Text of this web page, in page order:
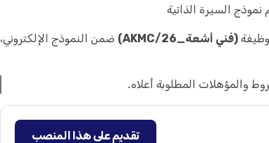
نموذج السيرة الذاتية
(فني أشعة_AKMC/26)
ضمن النموذج الإلكتروني،
والمؤهلات المطلوبة أعلاه.
تقديم على هذا المنصب